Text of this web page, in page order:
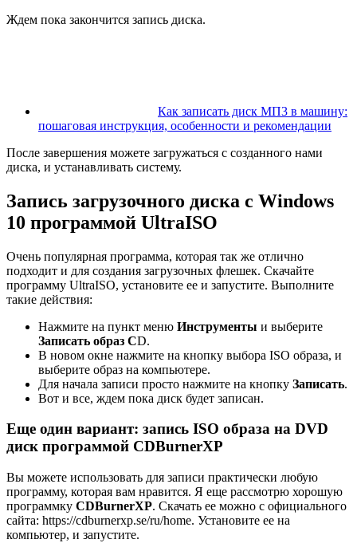
Ждем пока закончится запись диска.
Как записать диск МП3 в машину:
пошаговая инструкция, особенности и рекомендации
После завершения можете загружаться с созданного нами
диска, и устанавливать систему.
Запись загрузочного диска с Windows
10 программой UltraISO
Очень популярная программа, которая так же отлично
подходит и для создания загрузочных флешек. Скачайте
программу UltraISO, установите ее и запустите. Выполните
такие действия:
Нажмите на пункт меню Инструменты и выберите
Записать образ CD.
В новом окне нажмите на кнопку выбора ISO образа, и
выберите образ на компьютере.
Для начала записи просто нажмите на кнопку Записать.
Вот и все, ждем пока диск будет записан.
Еще один вариант: запись ISO образа на DVD
диск программой CDBurnerXP
Вы можете использовать для записи практически любую
программу, которая вам нравится. Я еще рассмотрю хорошую
программку CDBurnerXP. Скачать ее можно с официального
сайта: https://cdburnerxp.se/ru/home. Установите ее на
компьютер, и запустите.